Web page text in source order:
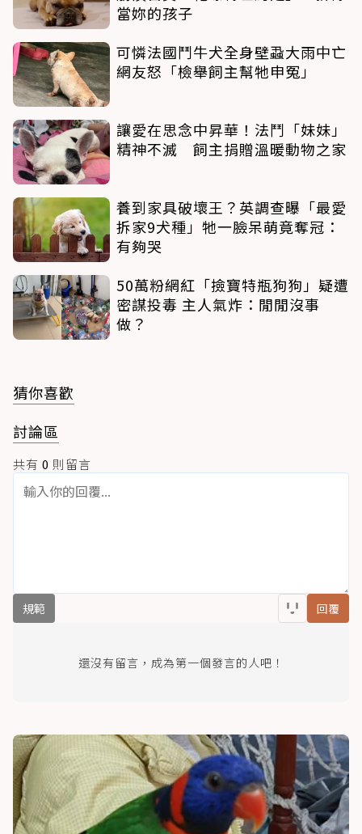
當妳的孩子
可憐法國鬥牛犬全身壁蝨大雨中亡
網友怒「檢舉飼主幫牠申冤」
讓愛在思念中昇華！法鬥「妹妹」
精神不滅 飼主捐贈溫暖動物之家
養到家具破壞王？英調查曝「最愛
拆家9犬種」牠一臉呆萌竟奪冠：
有夠哭
50萬粉網紅「撿寶特瓶狗狗」疑遭
密謀投毒 主人氣炸：閒閒沒事
做？
猜你喜歡
討論區
共有 0 則留言
規範 回覆
還沒有留言，成為第一個發言的人吧！